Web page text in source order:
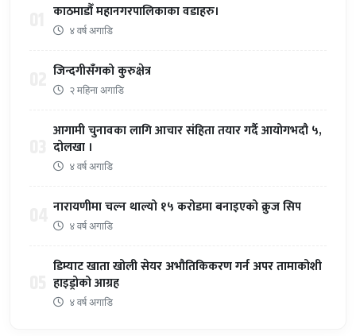
काठमाडौँ महानगरपालिकाका वडाहरु।
४ वर्ष अगाडि
जिन्दगीसँगको कुरुक्षेत्र
२ महिना अगाडि
आगामी चुनावका लागि आचार संहिता तयार गर्दै आयोगभदौ ५,
दोलखा ।
४ वर्ष अगाडि
नारायणीमा चल्न थाल्यो १५ करोडमा बनाइएको क्रुज सिप
४ वर्ष अगाडि
डिम्याट खाता खोली सेयर अभौतिकिकरण गर्न अपर तामाकोशी
हाइड्रोको आग्रह
४ वर्ष अगाडि